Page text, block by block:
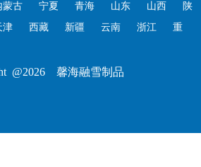
蒙古 宁夏 青海 山东 山西
陕
津 西藏 新疆 云南 浙江
重
@2026 馨海融雪制品